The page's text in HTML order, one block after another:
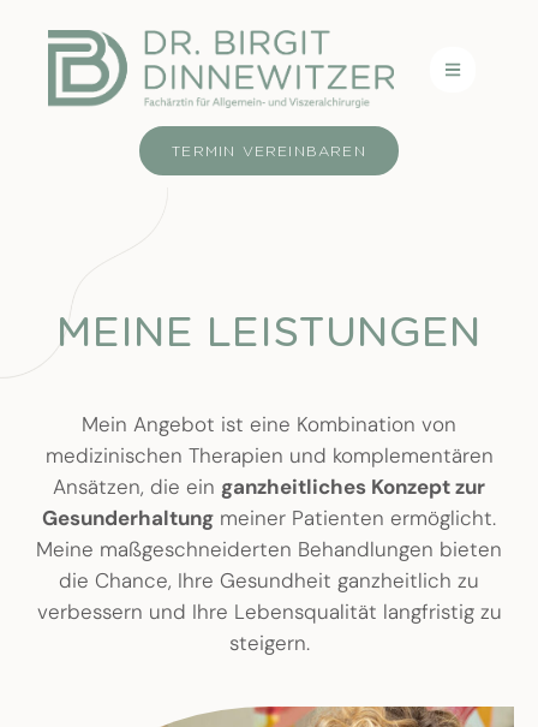
TERMIN VEREINBAREN
MEINE LEISTUNGEN
Mein Angebot ist eine Kombination von
medizinischen Therapien und komplementären
Ansätzen, die ein ganzheitliches Konzept zur
Gesunderhaltung meiner Patienten ermöglicht.
Meine maßgeschneiderten Behandlungen bieten
die Chance, Ihre Gesundheit ganzheitlich zu
verbessern und Ihre Lebensqualität langfristig zu
steigern.